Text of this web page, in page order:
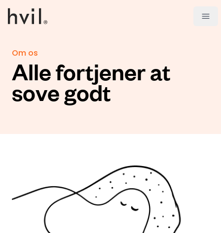
Om os
Alle fortjener at
sove godt